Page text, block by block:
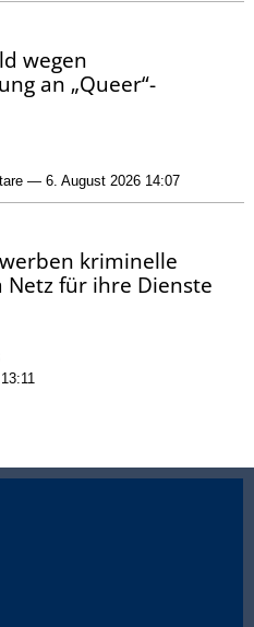
wegen
an „Queer“-
— 6. August 2026 14:07
werben kriminelle
für ihre Dienste